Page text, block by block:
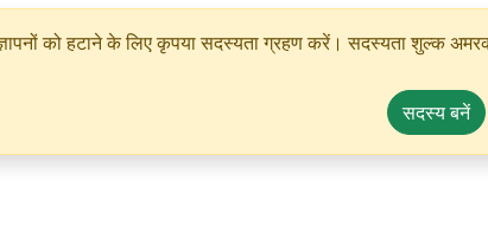
को हटाने के लिए कृपया सदस्यता ग्रहण करें। सदस्यता शुल्क
सदस्य बनें